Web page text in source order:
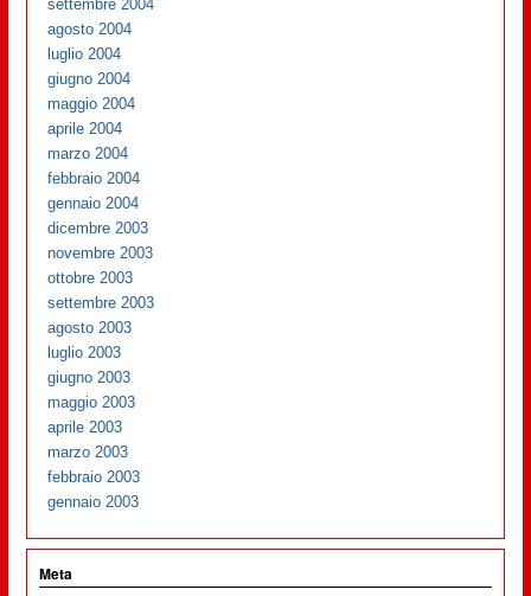
settembre 2004
agosto 2004
luglio 2004
giugno 2004
maggio 2004
aprile 2004
marzo 2004
febbraio 2004
gennaio 2004
dicembre 2003
novembre 2003
ottobre 2003
settembre 2003
agosto 2003
luglio 2003
giugno 2003
maggio 2003
aprile 2003
marzo 2003
febbraio 2003
gennaio 2003
Meta